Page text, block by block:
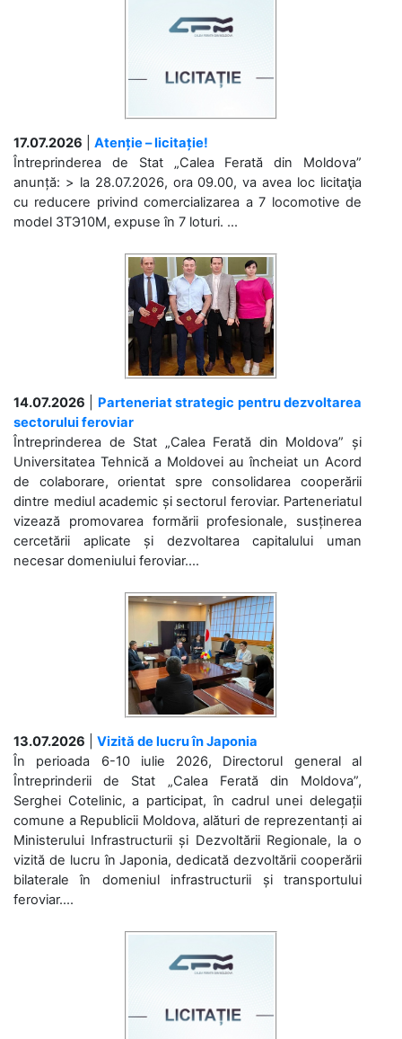
17.07.2026
Atenție – licitație!
Întreprinderea de Stat „Calea Ferată din Moldova”
anunță: > la 28.07.2026, ora 09.00, va avea loc licitaţia
cu reducere privind comercializarea a 7 locomotive de
model 3ТЭ10М, expuse în 7 loturi. ...
14.07.2026
Parteneriat strategic pentru dezvoltarea
sectorului feroviar
Întreprinderea de Stat „Calea Ferată din Moldova” și
Universitatea Tehnică a Moldovei au încheiat un Acord
de colaborare, orientat spre consolidarea cooperării
dintre mediul academic și sectorul feroviar. Parteneriatul
vizează promovarea formării profesionale, susținerea
cercetării aplicate și dezvoltarea capitalului uman
necesar domeniului feroviar....
13.07.2026
Vizită de lucru în Japonia
În perioada 6-10 iulie 2026, Directorul general al
Întreprinderii de Stat „Calea Ferată din Moldova”,
Serghei Cotelinic, a participat, în cadrul unei delegații
comune a Republicii Moldova, alături de reprezentanți ai
Ministerului Infrastructurii și Dezvoltării Regionale, la o
vizită de lucru în Japonia, dedicată dezvoltării cooperării
bilaterale în domeniul infrastructurii și transportului
feroviar....